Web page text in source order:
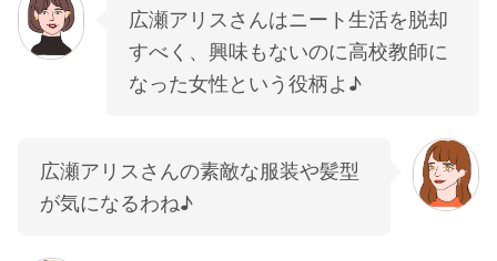
広瀬アリスさんはニート生活を脱却
すべく、興味もないのに高校教師に
なった女性という役柄よ♪
広瀬アリスさんの素敵な服装や髪型
が気になるわね♪